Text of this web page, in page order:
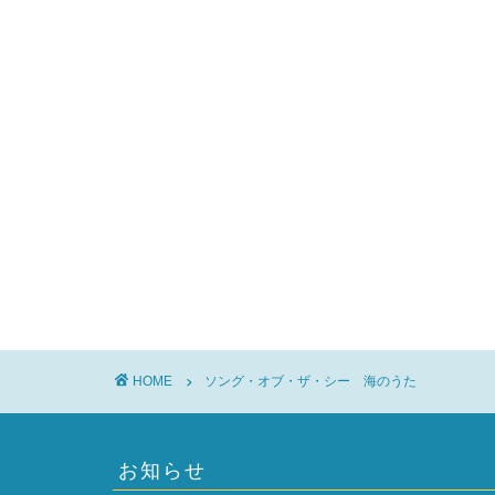
HOME ソング・オブ・ザ・シー 海のうた
お知らせ